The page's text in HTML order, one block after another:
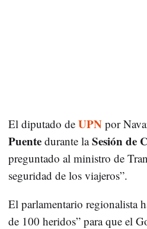
El diputado de UPNpor
Puentedurante laSesión de
preguntado al ministro de
seguridad de los viajeros”.
El parlamentario regionalista
de 100 heridos” para que el